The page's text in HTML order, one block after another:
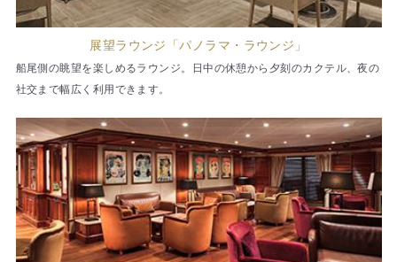
展望ラウンジ「パノラマ・ラウンジ」
船尾側の眺望を楽しめるラウンジ。日中の休憩から夕刻のカクテル、夜の
社交まで幅広く利用できます。